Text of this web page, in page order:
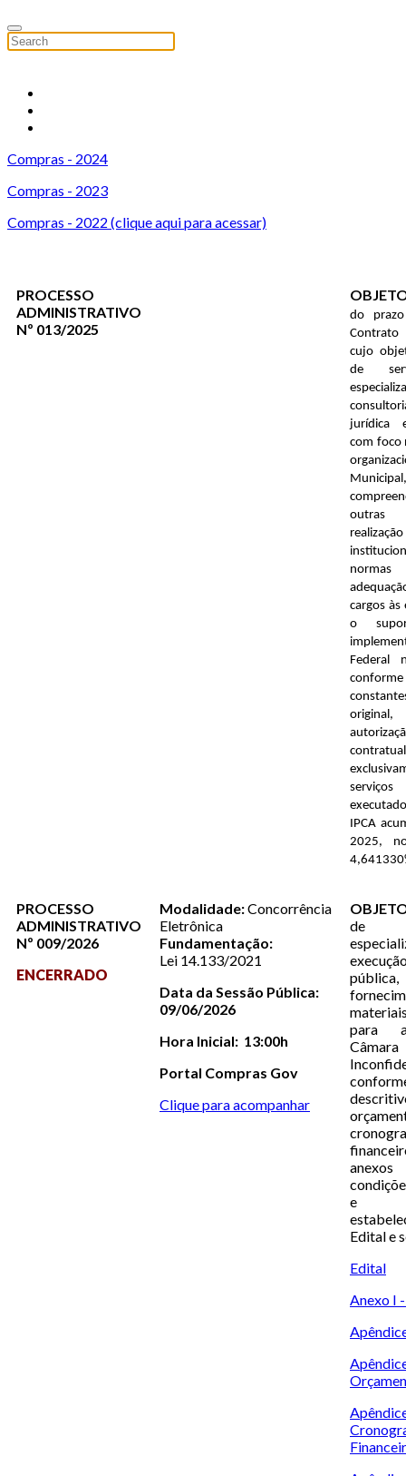
Compras - 2024
Compras - 2023
Compras - 2022 (clique aqui para acessar)
PROCESSO
ADMINISTRATIVO
Nº 013/2025
do
cujo
de
jurídica
com foco
Municipal,
outras
cargos às
o
Federal
IPCA
2025,
PROCESSO
ADMINISTRATIVO
Nº 009/2026
ENCERRADO
Modalidade:Concorrência
Eletrônica
Fundamentação:
Lei 14.133/2021
Data da Sessão Pública:
09/06/2026
Hora Inicial: 13:00h
Portal Compras Gov
Clique para acompanhar
de
para
e
Edital e
Edital
Anexo I